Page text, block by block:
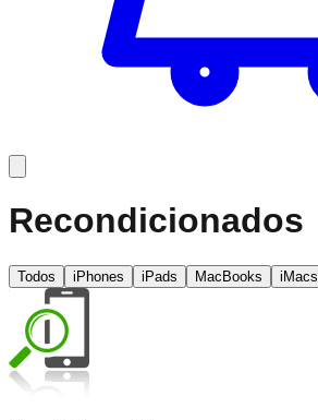
Recondicionados
Todos iPhones iPads MacBooks iMacs